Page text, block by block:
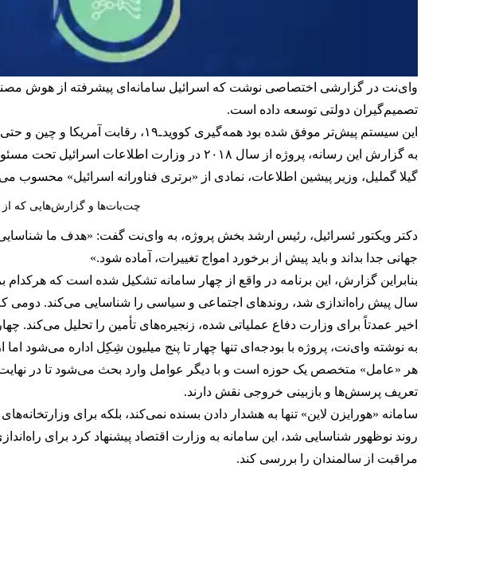
وای‌نت در گزارشی اختصاصی نوشت که اسرائیل سامانه‌ای پیشرفته از هوش
تصمیم‌گیران دولتی توسعه داده است.
این سیستم پیش‌تر موفق شده بود همه‌گیری کوویدـ۱۹، رقابت آمریکا و چین و حتی موج تحولات رباتیک را پیش‌بینی کند.
به گزارش این رسانه، پروژه از سال ۲۰۱۸ در
گیلا گملیل، وزیر پیشین اطلاعات، نمادی از «برتری فناورانه اسرائیل» محسوب
چت‌بات‌ها و گزارش‌هایی که
دکتر ویکتور ئسرائیل، رئیس ارشد بخش پروژه، به وای‌نت گفت: «هدف ما
جهانی جدا بداند و باید پیش از برخورد امواج تغییرات، آماده شود.»
بنابراین گزارش، این برنامه در واقع از چهار سامانه تشکیل شده است که
سال پیش راه‌اندازی شد، روندهای اجتماعی و سیاسی را شناسایی می‌کند. دومی
اخیر عمدتاً برای وزارت دفاع عملیاتی شده، زنجیره‌های تأمین را تحلیل می‌کند.
به نوشته وای‌نت، پروژه با بودجه‌ای تنها چهار تا پنج میلیون شِکِل اداره
هر «عامل» متخصص یک حوزه است و با دیگر عوامل وارد بحث می‌شود تا در نهایت
تعریف پرسش‌ها و بازبینی خروجی نقش دارند.
سامانه «هورایزن لاین» تنها به هشدار دادن بسنده نمی‌کند، بلکه برای
روند نوظهور شناسایی شد، این سامانه به وزارت اقتصاد پیشنهاد کرد برای
مراقبت از سالمندان را بررسی کند.